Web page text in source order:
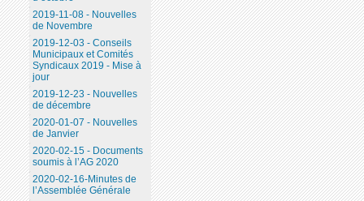
2019-11-08 - Nouvelles
de Novembre
2019-12-03 - Conseils
Municipaux et Comités
Syndicaux 2019 - Mise à
jour
2019-12-23 - Nouvelles
de décembre
2020-01-07 - Nouvelles
de Janvier
2020-02-15 - Documents
soumis à l’AG 2020
2020-02-16-Minutes de
l’Assemblée Générale